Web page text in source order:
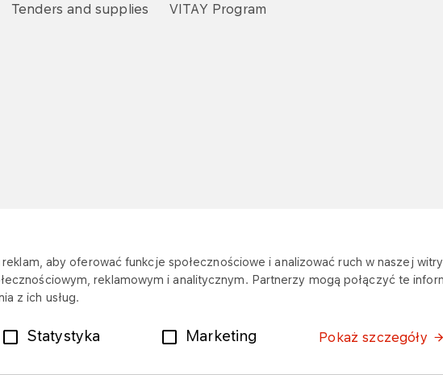
aby oferować funkcje społecznościowe i analizować ruch w naszej
reklamowym i analitycznym. Partnerzy mogą połączyć te
z ich usług.
Statystyka Marketing Pokaż szczegóły
Tenders and supplies VITAY Program